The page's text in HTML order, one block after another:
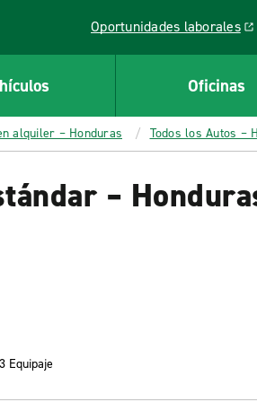
Oportunidades laborales
Link opens in a new window
Oficinas
alquiler – Honduras Todos los Autos –
–
3 Equipaje